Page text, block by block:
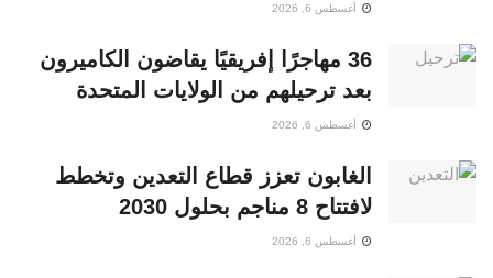
أغسطس 6, 2026
36 مهاجرًا إفريقيًا يقاضون الكاميرون
بعد ترحيلهم من الولايات المتحدة
أغسطس 6, 2026
الغابون تعزز قطاع التعدين وتخطط
لافتتاح 8 مناجم بحلول 2030
أغسطس 6, 2026